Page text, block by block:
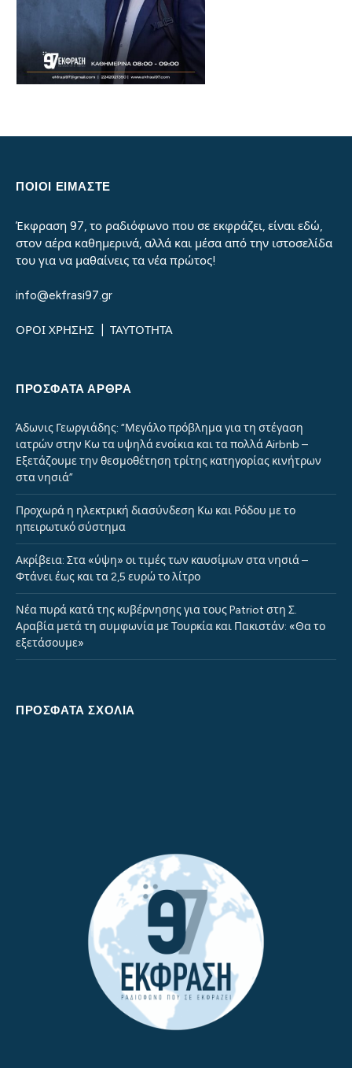
ΠΟΙΟΙ ΕΙΜΑΣΤΕ
Έκφραση 97, το ραδιόφωνο που σε εκφράζει, είναι εδώ,
στον αέρα καθημερινά, αλλά και μέσα από την ιστοσελίδα
του για να μαθαίνεις τα νέα πρώτος!
info@ekfrasi97.gr
ΟΡΟΙ ΧΡΗΣΗΣ ΤΑΥΤΟΤΗΤΑ
ΠΡΌΣΦΑΤΑ ΆΡΘΡΑ
Άδωνις Γεωργιάδης: “Μεγάλο πρόβλημα για τη στέγαση
ιατρών στην Κω τα υψηλά ενοίκια και τα πολλά Airbnb –
Εξετάζουμε την θεσμοθέτηση τρίτης κατηγορίας κινήτρων
στα νησιά”
Προχωρά η ηλεκτρική διασύνδεση Κω και Ρόδου με το
ηπειρωτικό σύστημα
Ακρίβεια: Στα «ύψη» οι τιμές των καυσίμων στα νησιά –
Φτάνει έως και τα 2,5 ευρώ το λίτρο
Νέα πυρά κατά της κυβέρνησης για τους Patriot στη Σ.
Αραβία μετά τη συμφωνία με Τουρκία και Πακιστάν: «Θα το
εξετάσουμε»
ΠΡΌΣΦΑΤΑ ΣΧΌΛΙΑ